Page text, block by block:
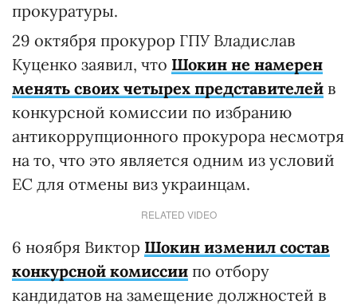
прокуратуры.
29 октября прокурор ГПУ Владислав
Куценко заявил, что Шокин не намерен
менять своих четырех представителей в
конкурсной комиссии по избранию
антикоррупционного прокурора несмотря
на то, что это является одним из условий
ЕС для отмены виз украинцам.
RELATED VIDEO
6 ноября Виктор Шокин изменил состав
конкурсной комиссии по отбору
кандидатов на замещение должностей в